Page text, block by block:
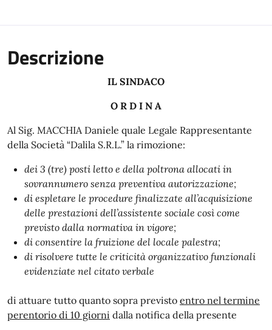
Descrizione
IL SINDACO
O R D I N A
Al Sig. MACCHIA Daniele quale Legale Rappresentante
della Società “Dalila S.R.L.” la rimozione:
dei 3 (tre) posti letto e della poltrona allocati in
sovrannumero senza preventiva autorizzazione;
di espletare le procedure finalizzate all’acquisizione
delle prestazioni dell’assistente sociale così come
previsto dalla normativa in vigore;
di consentire la fruizione del locale palestra;
di risolvere tutte le criticità organizzativo funzionali
evidenziate nel citato verbale
di attuare tutto quanto sopra previsto entro nel termine
perentorio di 10 giorni dalla notifica della presente